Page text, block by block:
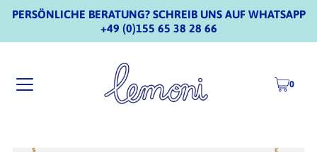
PERSÖNLICHE BERATUNG? SCHREIB UNS AUF WHATSAPP
+49 (0)155 65 38 28 66
0